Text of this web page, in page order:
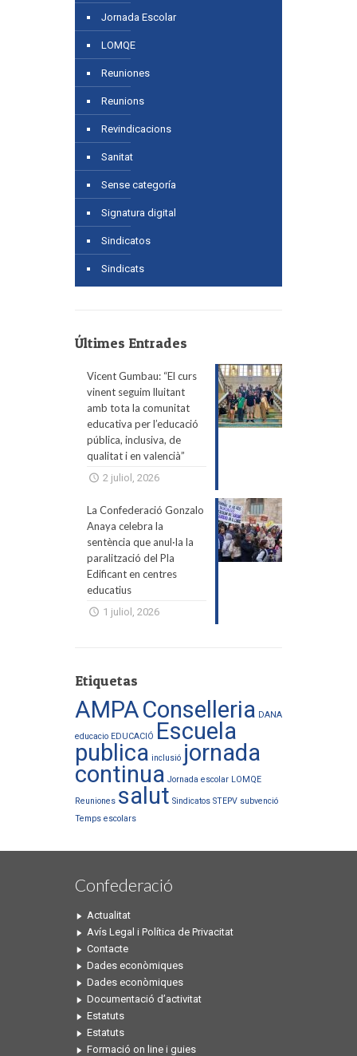
Jornada Escolar
LOMQE
Reuniones
Reunions
Revindicacions
Sanitat
Sense categoría
Signatura digital
Sindicatos
Sindicats
Últimes Entrades
Vicent Gumbau: “El curs
vinent seguim lluitant
amb tota la comunitat
educativa per l’educació
pública, inclusiva, de
qualitat i en valencià”
2 juliol, 2026
La Confederació Gonzalo
Anaya celebra la
sentència que anul·la la
paralització del Pla
Edificant en centres
educatius
1 juliol, 2026
Etiquetas
AMPAConselleria DANA
educacio EDUCACIÓ Escuela
publica inclusió jornada
continua Jornada escolar LOMQE
Reuniones salut Sindicatos STEPV subvenció
Temps escolars
Confederació
Actualitat
Avís Legal i Política de Privacitat
Contacte
Dades econòmiques
Dades econòmiques
Documentació d’activitat
Estatuts
Estatuts
Formació on line i guies